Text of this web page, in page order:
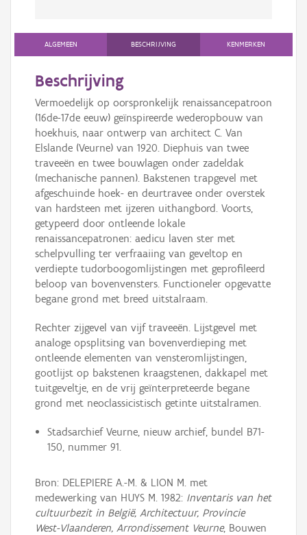
ALGEMEEN BESCHRIJVING KENMERKEN
Beschrijving
Vermoedelijk op oorspronkelijk renaissancepatroon
(16de-17de eeuw) geïnspireerde wederopbouw van
hoekhuis, naar ontwerp van architect C. Van
Elslande (Veurne) van 1920. Diephuis van twee
traveeën en twee bouwlagen onder zadeldak
(mechanische pannen). Bakstenen trapgevel met
afgeschuinde hoek- en deurtravee onder overstek
van hardsteen met ijzeren uithangbord. Voorts,
getypeerd door ontleende lokale
renaissancepatronen: aedicu laven ster met
schelpvulling ter verfraaiing van geveltop en
verdiepte tudorboogomlijstingen met geprofileerd
beloop van bovenvensters. Functioneler opgevatte
begane grond met breed uitstalraam.
Rechter zijgevel van vijf traveeën. Lijstgevel met
analoge opsplitsing van bovenverdieping met
ontleende elementen van vensteromlijstingen,
gootlijst op bakstenen kraagstenen, dakkapel met
tuitgeveltje, en de vrij geïnterpreteerde begane
grond met neoclassicistisch getinte uitstalramen.
Stadsarchief Veurne, nieuw archief, bundel B71-
150, nummer 91.
Bron: DELEPIERE A.-M. & LION M. met
medewerking van HUYS M. 1982: Inventaris van het
cultuurbezit in België, Architectuur, Provincie
West-Vlaanderen, Arrondissement Veurne, Bouwen